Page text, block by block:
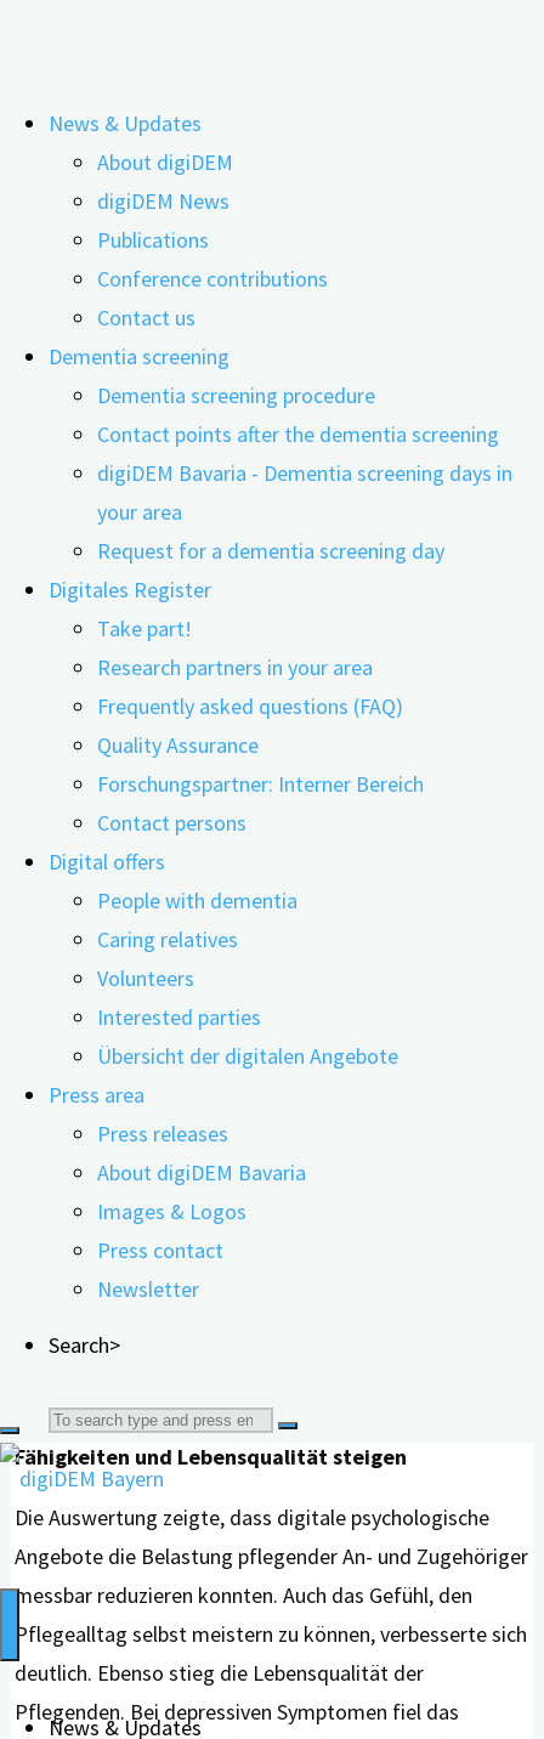
to
content
News & Updates
About digiDEM
digiDEM News
Publications
Conference contributions
Contact us
Dementia screening
Dementia screening procedure
Contact points after the dementia screening
digiDEM Bavaria - Dementia screening days in
your area
Request for a dementia screening day
Digitales Register
Take part!
Research partners in your area
Frequently asked questions (FAQ)
Quality Assurance
Forschungspartner: Interner Bereich
Contact persons
Digital offers
People with dementia
Caring relatives
Volunteers
Interested parties
Übersicht der digitalen Angebote
Press area
Press releases
About digiDEM Bavaria
Images & Logos
Press contact
Newsletter
Search>
Search
for:
News & Updates
Was digitale Unterstützung für
pflegende An- und Zugehörige leisten
kann
25.06.2026
Wer einen Menschen mit Demenz zu Hause
begleitet, trägt eine enorme Last. Eine aktuelle
Übersichtsarbeit aus China hat 16 weltweit
durchgeführte Studien mit insgesamt 750
pflegenden An- und Zugehörigen ausgewertet und
untersucht, ob digitale psychologische Angebote
diese Belastung spürbar verringern können.
Unter digitalen psychologischen Angeboten verstehen
die Forschenden Programme, die über Websites, Apps
oder Roboter psychologische Unterstützung vermitteln,
etwa durch kognitive Verhaltenstherapie,
Problemlösetraining oder Entspannungsübungen. Diese
Angebote können zeitlich und örtlich flexibel genutzt
werden und sind damit besonders für Menschen
schwer zugänglich sind.
Belastung sinkt, Vertrauen in die eigenen
Fähigkeiten und Lebensqualität steigen
Die Auswertung zeigte, dass digitale psychologische
Angebote die Belastung pflegender An- und Zugehöriger
messbar reduzieren konnten. Auch das Gefühl, den
Pflegealltag selbst meistern zu können, verbesserte sich
deutlich. Ebenso stieg die Lebensqualität der
Pflegenden. Bei depressiven Symptomen fiel das